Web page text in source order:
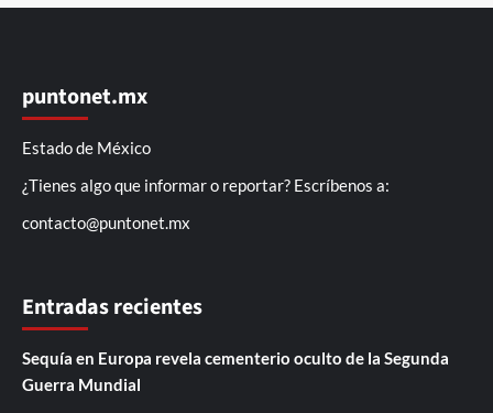
puntonet.mx
Estado de México
¿Tienes algo que informar o reportar? Escríbenos a:
contacto@puntonet.mx
Entradas recientes
Sequía en Europa revela cementerio oculto de la Segunda
Guerra Mundial